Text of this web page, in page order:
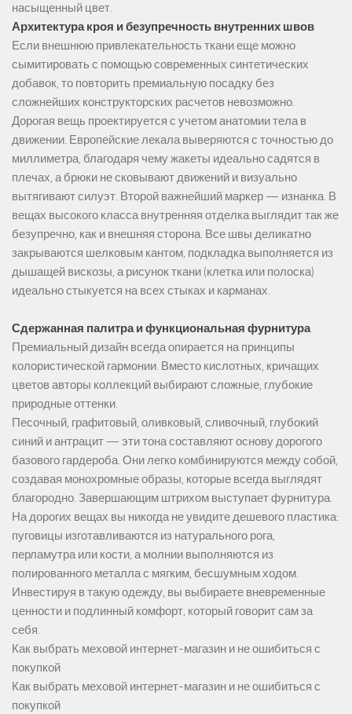
насыщенный цвет.
Архитектура кроя и безупречность внутренних швов
Если внешнюю привлекательность ткани еще можно
сымитировать с помощью современных синтетических
добавок, то повторить премиальную посадку без
сложнейших конструкторских расчетов невозможно.
Дорогая вещь проектируется с учетом анатомии тела в
движении. Европейские лекала выверяются с точностью до
миллиметра, благодаря чему жакеты идеально садятся в
плечах, а брюки не сковывают движений и визуально
вытягивают силуэт. Второй важнейший маркер — изнанка. В
вещах высокого класса внутренняя отделка выглядит так же
безупречно, как и внешняя сторона. Все швы деликатно
закрываются шелковым кантом, подкладка выполняется из
дышащей вискозы, а рисунок ткани (клетка или полоска)
идеально стыкуется на всех стыках и карманах.
Сдержанная палитра и функциональная фурнитура
Премиальный дизайн всегда опирается на принципы
колористической гармонии. Вместо кислотных, кричащих
цветов авторы коллекций выбирают сложные, глубокие
природные оттенки.
Песочный, графитовый, оливковый, сливочный, глубокий
синий и антрацит — эти тона составляют основу дорогого
базового гардероба. Они легко комбинируются между собой,
создавая монохромные образы, которые всегда выглядят
благородно. Завершающим штрихом выступает фурнитура.
На дорогих вещах вы никогда не увидите дешевого пластика:
пуговицы изготавливаются из натурального рога,
перламутра или кости, а молнии выполняются из
полированного металла с мягким, бесшумным ходом.
Инвестируя в такую одежду, вы выбираете вневременные
ценности и подлинный комфорт, который говорит сам за
себя.
Как выбрать меховой интернет-магазин и не ошибиться с
покупкой
Как выбрать меховой интернет-магазин и не ошибиться с
покупкой